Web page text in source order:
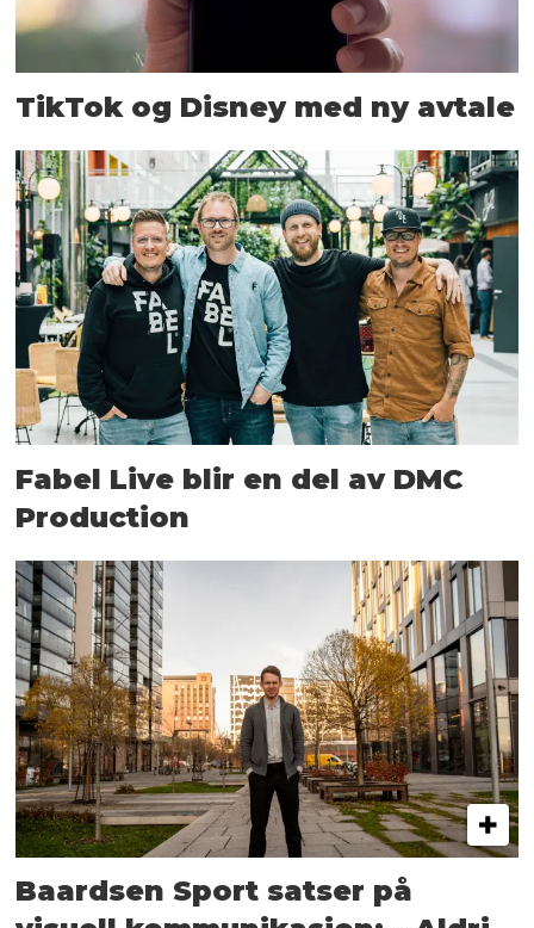
TikTok og Disney med ny avtale
Fabel Live blir en del av DMC
Production
Baardsen Sport satser på